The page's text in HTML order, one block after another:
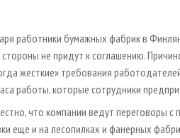
работники бумажных фабрик в
стороны не придут к соглашению.
жесткие» требования
работы, которые сотрудники
что компании ведут
еще и на лесопилках и фанерных